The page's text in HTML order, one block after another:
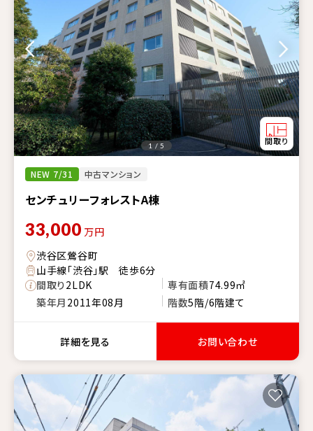
NEW 7/31 中古マンション
センチュリーフォレストA棟
1 / 5
33,000 万円
渋谷区鶯谷町
山手線「渋谷」駅 徒歩6分
間取り2LDK 専有面積74.99㎡
築年月 2011年08月 階数5階/6階建て
詳細を見る お問い合わせ